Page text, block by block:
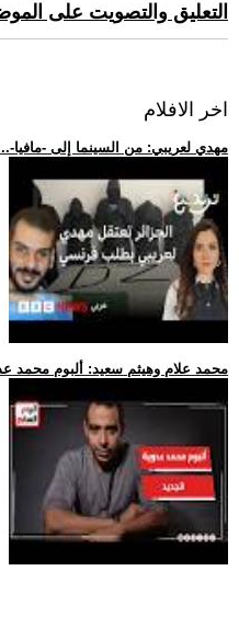
التعليق والتصويت على
اخر الافلام
.. مهدي لعريبي: من السينما إلى -
.. محمد علام وهيثم سعيد: ألبوم محمد